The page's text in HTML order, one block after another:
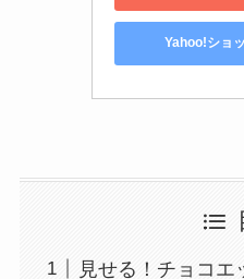
Yahoo!ショ
見せる！チョコエ